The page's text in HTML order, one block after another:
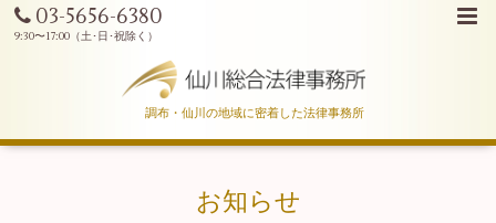
03-5656-6380
調布・仙川の地域に密着した法律事務所
お知らせ